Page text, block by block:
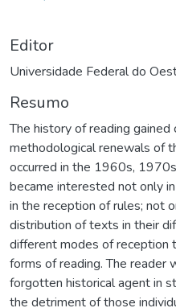
Editor
Universidade Federal do
Resumo
The history of reading
methodological renewals of
occurred in the 1960s,
became interested not only
in the reception of rules; not
distribution of texts in their
different modes of reception
forms of reading. The reader
forgotten historical agent in
the detriment of those